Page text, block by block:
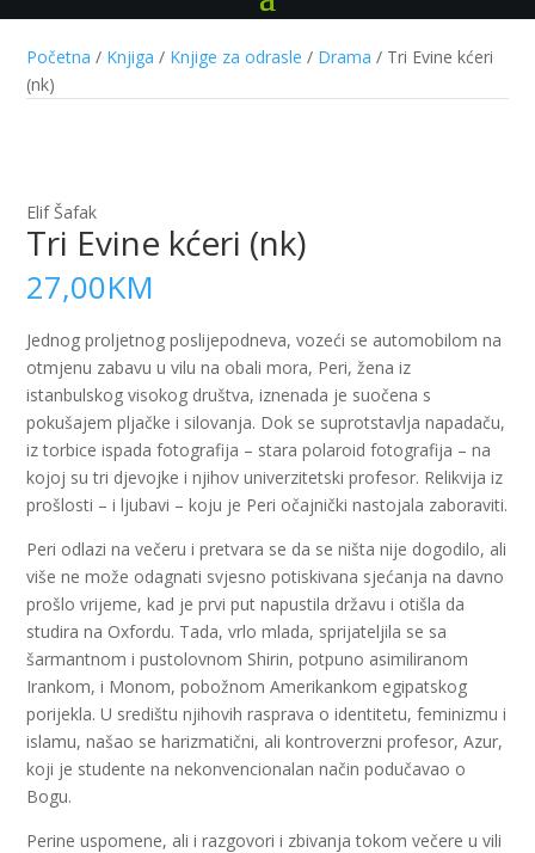
Početna / Knjiga / Knjige za odrasle / Drama / Tri Evine kćeri
(nk)
Elif Šafak
Tri Evine kćeri (nk)
27,00KM
Jednog proljetnog poslijepodneva, vozeći se automobilom na
otmjenu zabavu u vilu na obali mora, Peri, žena iz
istanbulskog visokog društva, iznenada je suočena s
pokušajem pljačke i silovanja. Dok se suprotstavlja napadaču,
iz torbice ispada fotografija – stara polaroid fotografija – na
kojoj su tri djevojke i njihov univerzitetski profesor. Relikvija iz
prošlosti – i ljubavi – koju je Peri očajnički nastojala zaboraviti.
Peri odlazi na večeru i pretvara se da se ništa nije dogodilo, ali
više ne može odagnati svjesno potiskivana sjećanja na davno
prošlo vrijeme, kad je prvi put napustila državu i otišla da
studira na Oxfordu. Tada, vrlo mlada, sprijateljila se sa
šarmantnom i pustolovnom Shirin, potpuno asimiliranom
Irankom, i Monom, pobožnom Amerikankom egipatskog
porijekla. U središtu njihovih rasprava o identitetu, feminizmu i
islamu, našao se harizmatični, ali kontroverzni profesor, Azur,
koji je studente na nekonvencionalan način podučavao o
Bogu.
Perine uspomene, ali i razgovori i zbivanja tokom večere u vili